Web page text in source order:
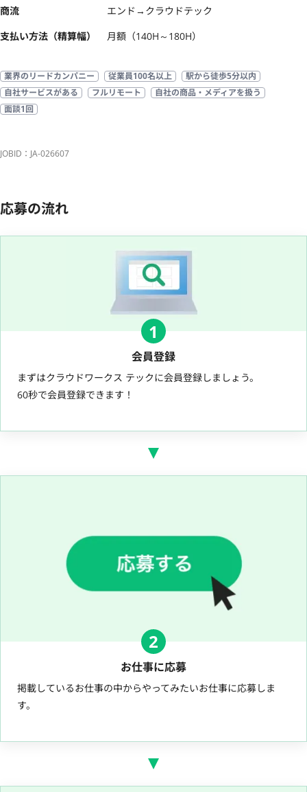
商流
エンド→クラウドテック
支払い方法（精算幅）
月額（140H～180H）
業界のリードカンパニー 従業員100名以上
駅から徒歩5分以内
自社サービスがある
フルリモート
自社の商品・メディアを扱う
面談1回
JOBID：JA-026607
応募の流れ
1
会員登録
まずはクラウドワークス テックに会員登録しましょう。
60秒で会員登録できます！
2
お仕事に応募
掲載しているお仕事の中からやってみたいお仕事に応募しま
す。